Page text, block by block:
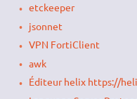
etckeeper
jsonnet
VPN FortiClient
awk
Éditeur helix https://